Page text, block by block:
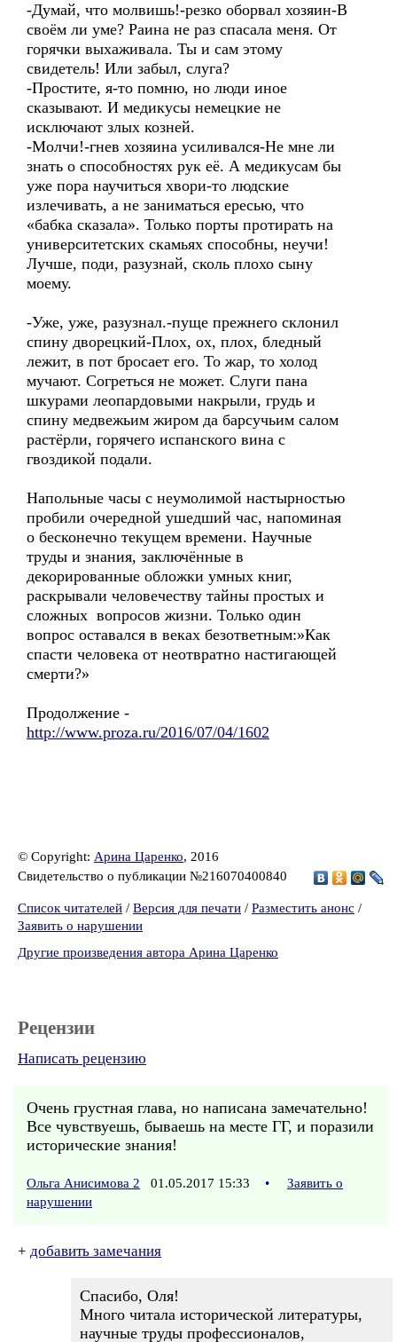
-Думай, что молвишь!-резко оборвал хозяин-В
своём ли уме? Раина не раз спасала меня. От
горячки выхаживала. Ты и сам этому
свидетель! Или забыл, слуга?
-Простите, я-то помню, но люди иное
сказывают. И медикусы немецкие не
исключают злых козней.
-Молчи!-гнев хозяина усиливался-Не мне ли
знать о способностях рук её. А медикусам бы
уже пора научиться хвори-то людские
излечивать, а не заниматься ересью, что
«бабка сказала». Только порты протирать на
университетских скамьях способны, неучи!
Лучше, поди, разузнай, сколь плохо сыну
моему.
-Уже, уже, разузнал.-пуще прежнего склонил
спину дворецкий-Плох, ох, плох, бледный
лежит, в пот бросает его. То жар, то холод
мучают. Согреться не может. Слуги пана
шкурами леопардовыми накрыли, грудь и
спину медвежьим жиром да барсучьим салом
растёрли, горячего испанского вина с
гвоздикой подали.
Напольные часы с неумолимой настырностью
пробили очередной ушедший час, напоминая
о бесконечно текущем времени. Научные
труды и знания, заключённые в
декорированные обложки умных книг,
раскрывали человечеству тайны простых и
сложных вопросов жизни. Только один
вопрос оставался в веках безответным:»Как
спасти человека от неотвратно настигающей
смерти?»
Продолжение -
http://www.proza.ru/2016/07/04/1602
© Copyright: Арина Царенко, 2016
Свидетельство о публикации №216070400840
Список читателей / Версия для печати / Разместить анонс /
Заявить о нарушении
Другие произведения автора Арина Царенко
Рецензии
Написать рецензию
Очень грустная глава, но написана замечательно!
Все чувствуешь, бываешь на месте ГГ, и поразили
исторические знания!
Ольга Анисимова 2 01.05.2017 15:33 •
Заявить о
нарушении
+ добавить замечания
Спасибо, Оля!
Много читала исторической литературы,
научные труды профессионалов,